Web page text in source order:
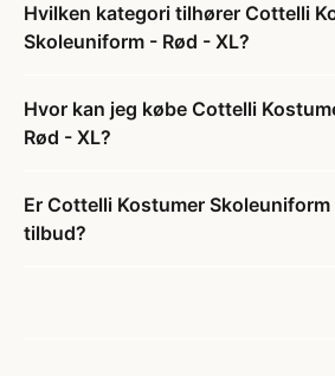
Hvilken kategori tilhører Cottelli
Skoleuniform - Rød - XL?
Hvor kan jeg købe Cottelli
Rød - XL?
Er Cottelli Kostumer Skoleuniform
tilbud?